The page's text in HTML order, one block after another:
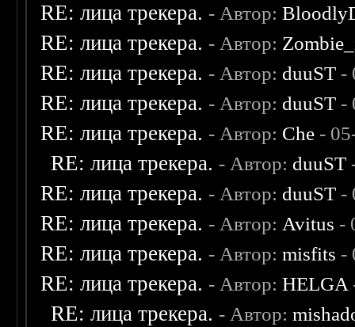
RE: лица трекера. - Автор:
RE: лица трекера. - Автор:
RE: лица трекера. - Автор: duuST -
RE: лица трекера. - Автор: duuST -
RE: лица трекера. - Автор: Che -
RE: лица трекера. - Автор: duuST
RE: лица трекера. - Автор: duuST -
RE: лица трекера. - Автор: Avitus -
RE: лица трекера. - Автор:misfits -
RE: лица трекера. - Автор:HELGA
RE: лица трекера. - Автор: